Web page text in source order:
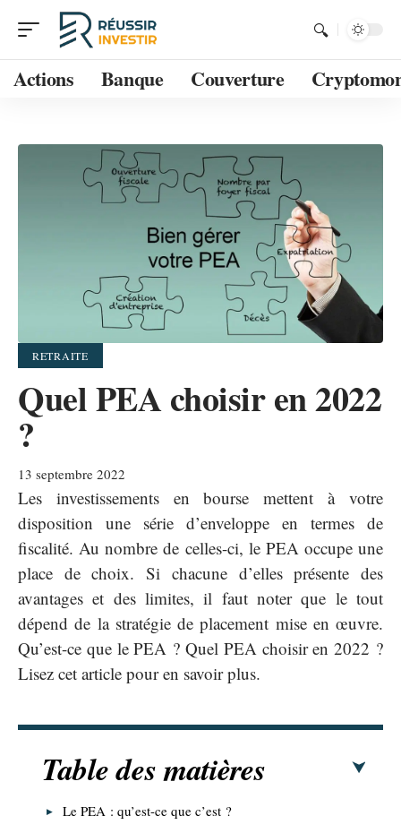
Actions Banque Couverture
RETRAITE
Quel PEA choisir en 2022
?
13 septembre 2022
Les investissements en bourse mettent à votre
disposition une série d’enveloppe en termes de
fiscalité. Au nombre de celles-ci, le PEA occupe une
place de choix. Si chacune d’elles présente des
avantages et des limites, il faut noter que le tout
dépend de la stratégie de placement mise en œuvre.
Qu’est-ce que le PEA ? Quel PEA choisir en 2022 ?
Lisez cet article pour en savoir plus.
Table des matières
Le PEA : qu’est-ce que c’est ?